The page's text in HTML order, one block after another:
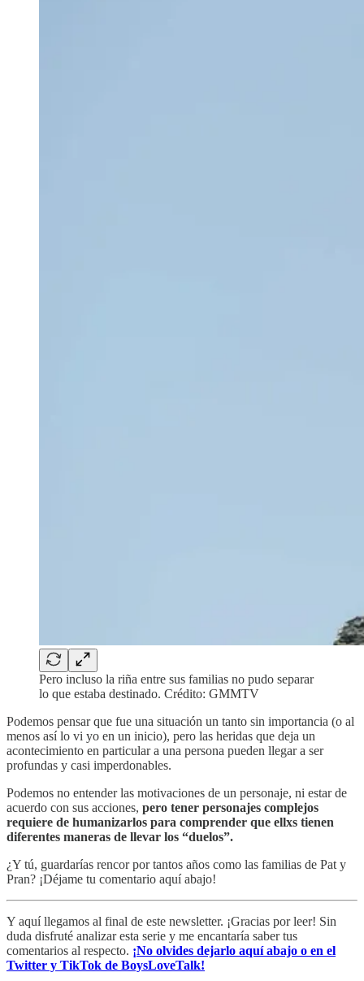
Pero incluso la riña entre sus familias no pudo separar
lo que estaba destinado. Crédito: GMMTV
Podemos pensar que fue una situación un tanto sin importancia (o al
menos así lo vi yo en un inicio), pero las heridas que deja un
acontecimiento en particular a una persona pueden llegar a ser
profundas y casi imperdonables.
Podemos no entender las motivaciones de un personaje, ni estar de
acuerdo con sus acciones, pero tener personajes complejos
requiere de humanizarlos para comprender que ellxs tienen
diferentes maneras de llevar los “duelos”.
¿Y tú, guardarías rencor por tantos años como las familias de Pat y
Pran? ¡Déjame tu comentario aquí abajo!
Y aquí llegamos al final de este newsletter. ¡Gracias por leer! Sin
duda disfruté analizar esta serie y me encantaría saber tus
comentarios al respecto. ¡No olvides dejarlo aquí abajo o en el
Twitter y TikTok de BoysLoveTalk!